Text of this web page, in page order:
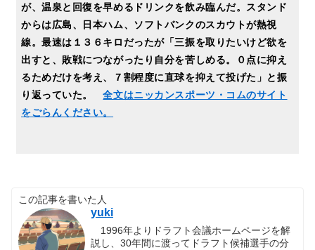
が、温泉と回復を早めるドリンクを飲み臨んだ。スタンド
からは広島、日本ハム、ソフトバンクのスカウトが熱視
線。最速は１３６キロだったが「三振を取りたいけど欲を
出すと、敗戦につながったり自分を苦しめる。０点に抑え
るためだけを考え、７割程度に直球を抑えて投げた」と振
り返っていた。全文はニッカンスポーツ・コムのサイト
をごらんください。
この記事を書いた人
yuki
1996年よりドラフト会議ホームページを解
説し、30年間に渡ってドラフト候補選手の分